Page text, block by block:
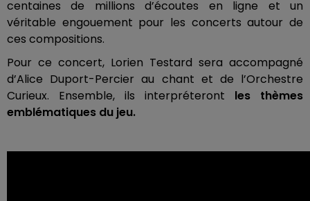
centaines de millions d’écoutes en ligne et un
véritable engouement pour les concerts autour de
ces compositions.
Pour ce concert, Lorien Testard sera accompagné
d’Alice Duport-Percier au chant et de l’Orchestre
Curieux. Ensemble, ils interpréteront les thèmes
emblématiques du jeu.